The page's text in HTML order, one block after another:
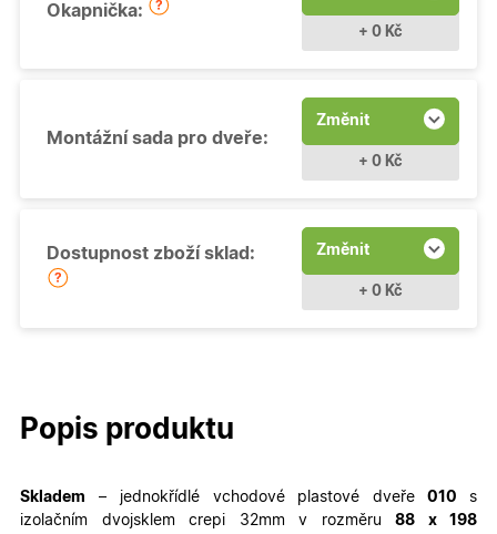
Okapnička:
+ 0 Kč
Montážní sada pro dveře:
Změnit
+ 0 Kč
Dostupnost zboží sklad: Změnit
+ 0 Kč
Popis produktu
Skladem – jednokřídlé vchodové plastové dveře 010 s
izolačním dvojsklem crepi 32mm v rozměru 88 x 198